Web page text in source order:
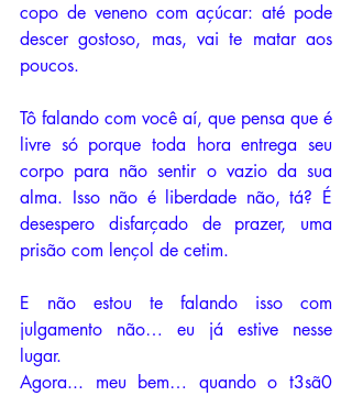
copo de veneno com açúcar: até pode
descer gostoso, mas, vai te matar aos
poucos.
Tô falando com você aí, que pensa que é
livre só porque toda hora entrega seu
corpo para não sentir o vazio da sua
alma. Isso não é liberdade não, tá? É
desespero disfarçado de prazer, uma
prisão com lençol de cetim.
E não estou te falando isso com
julgamento não… eu já estive nesse
lugar.
Agora... meu bem… quando o t3sã0